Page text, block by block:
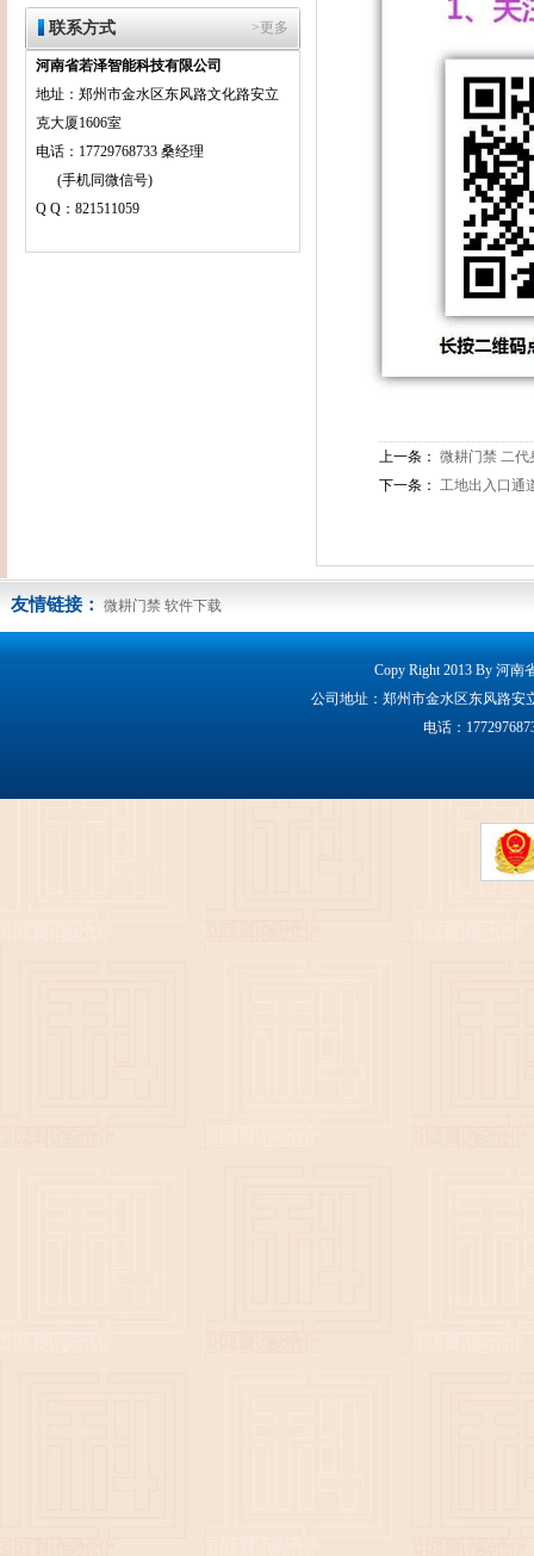
联系方式 >更多
河南省若泽智能科技有限公司
地址：郑州市金水区东风路文化路安立
克大厦1606室
电话：17729768733 桑经理
(手机同微信号)
Q Q：821511059
上一条： 微耕门禁 二代
下一条： 工地出入口通
友情链接： 微耕门禁 软件下载
Copy Right 2013 By 河南
公司地址：郑州市金水区东风路安
电话：